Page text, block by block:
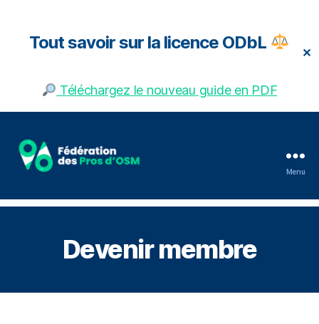
Tout savoir sur la licence ODbL
Téléchargez le nouveau guide en PDF
✕
des
Menu
Devenir membre